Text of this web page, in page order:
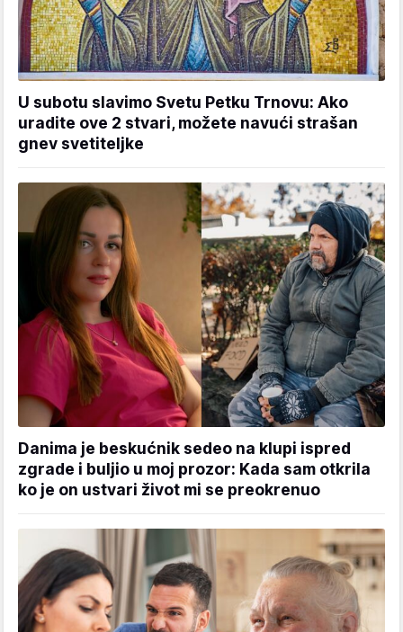
U subotu slavimo Svetu Petku Trnovu: Ako
uradite ove 2 stvari, možete navući strašan
gnev svetiteljke
Danima je beskućnik sedeo na klupi ispred
zgrade i buljio u moj prozor: Kada sam otkrila
ko je on ustvari život mi se preokrenuo